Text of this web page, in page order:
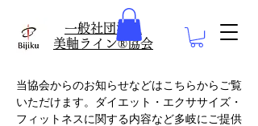
​一般社団法人
美軸ライン®協会
当協会からのお知らせなどはこちらからご覧
いただけます。ダイエット・エクササイズ・
フィットネスに関する内容など多岐にご提供